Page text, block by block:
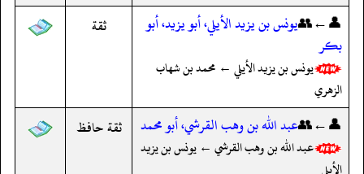
👤←👥يونس بن يزيد الأيلي، أبو يزيد، أبو
بكر
يونس بن يزيد الأيلي ← محمد بن شهاب
الزهري
ثقة
👤←👥عبد الله بن وهب القرشي، أبو محمد
عبد الله بن وهب القرشي ← يونس بن يزيد
الأيلي
ثقة حافظ